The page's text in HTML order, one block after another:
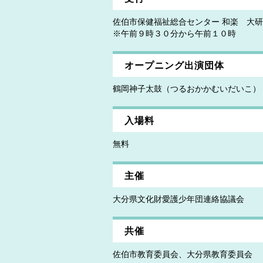
佐伯市保健福祉総合センター 和楽 大
※午前９時３０分から午前１０時
オープニング出演団体
鶴岡神子太鼓（つるおかかむいだいこ）
入場料
無料
主催
大分県文化財愛護少年団連絡協議会
共催
佐伯市教育委員会、大分県教育委員会